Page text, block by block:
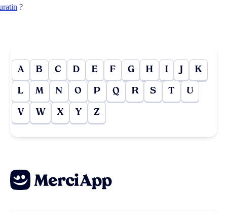
?
A B C D E F G H I J K
L M N O P Q R S T U
V W X Y Z